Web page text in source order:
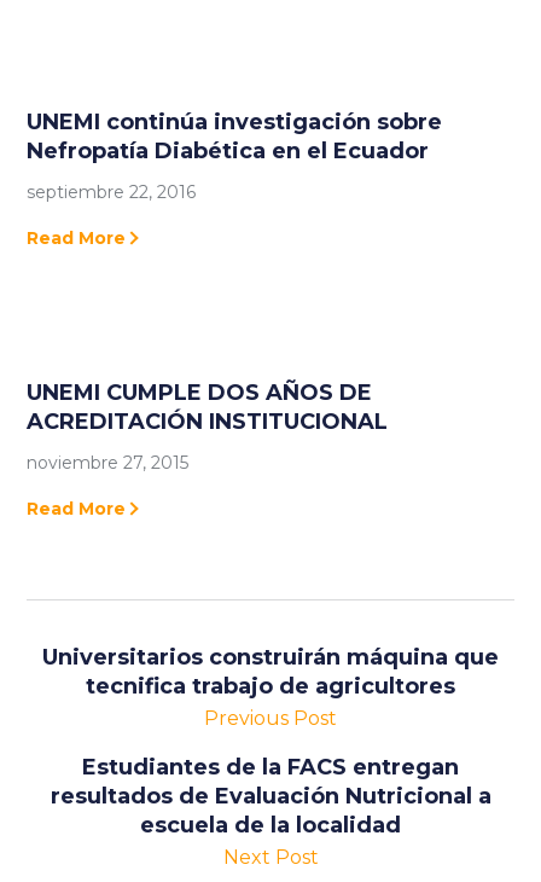
UNEMI continúa investigación sobre
Nefropatía Diabética en el Ecuador
septiembre 22, 2016
Read More
UNEMI CUMPLE DOS AÑOS DE
ACREDITACIÓN INSTITUCIONAL
noviembre 27, 2015
Read More
Universitarios construirán máquina que
tecnifica trabajo de agricultores
Previous Post
Estudiantes de la FACS entregan
resultados de Evaluación Nutricional a
escuela de la localidad
Next Post